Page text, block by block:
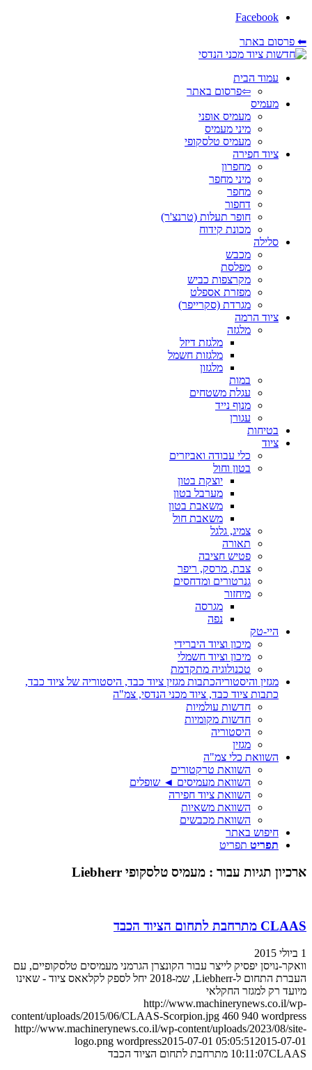
Facebook
⬅ פרסום באתר
עמוד הבית
⇦פרסום באתר
מעמיס
מעמיס אופני
מיני מעמיס
מעמיס טלסקופי
ציוד חפירה
מחפרון
מיני מחפר
מחפר
דחפור
חופר תעלות (טרנצ'ר)
מכונת קידוח
סלילה
מכבש
מפלסת
מקרצפות כביש
מפזרת אספלט
מגרדת (סקרייפר)
ציוד הרמה
מלגזה
מלגזת דיזל
מלגזות חשמל
מלגזון
במות
עגלת משטחים
מנוף נייד
עגורן
בטיחות
ציוד
כלי עבודה ואביזרים
בטון וחול
יוצקת בטון
מערבל בטון
משאבת בטון
משאבת חול
צמיג, גלגל
תאורה
פטיש חציבה
צבת, מרסק, ריפר
גנרטורים ומדחסים
מיחזור
מגרסה
נפה
היי-טק
מיכון וציוד היברידי
מיכון וציוד חשמלי
טכנולוגיה מתקדמת
מגזין והיסטוריהכתבות מגזין ציוד כבד, היסטוריה של ציוד כבד,
כתבות ציוד כבד, ציוד מכני הנדסי, צמ"ה
חדשות עולמיות
חדשות מקומיות
היסטוריה
מגזין
השוואת כלי צמ"ה
השוואת טרקטורים
השוואת מעמיסים ◄ שופלים
השוואת ציוד חפירה
השוואת משאיות
השוואת מכבשים
חיפוש באתר
תפריט תפריט
ארכיון תגיות עבור : מעמיס טלסקופי Liebherr
CLAAS מתרחבת לתחום הציוד הכבד
1 ביולי 2015
וואקר-נויסן יפסיק לייצר עבור הקונצרן הגרמני מעמיסים טלסקופיים, עם
העברת התחום ל-Liebherr, שמ-2018 יחל לספק לקלאאס ציוד - שאינו
מיועד רק למגזר החקלאי
http://www.machinerynews.co.il/wp-
content/uploads/2015/06/CLAAS-Scorpion.jpg 460 940 wordpress
http://www.machinerynews.co.il/wp-content/uploads/2023/08/site-
logo.png wordpress2015-07-01 05:05:51 2015-07-01
10:11:07CLAAS מתרחבת לתחום הציוד הכבד